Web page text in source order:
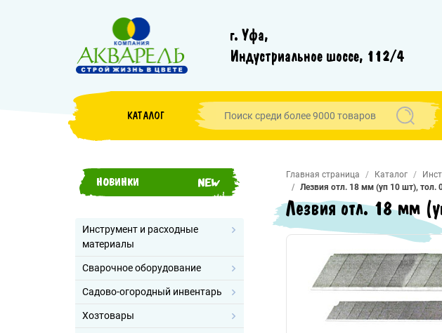
г. Уфа,
Индустриальное шоссе, 112/4
КАТАЛОГ
НОВИНКИ
Инструмент и расходные
материалы
Сварочное оборудование
Садово-огородный инвентарь
Хозтовары
Главная страница Каталог
Лезвия отл. 18 мм (уп 10 шт), тол.
Лезвия отл. 18 мм